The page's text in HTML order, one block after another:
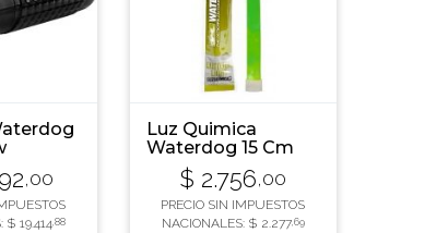
80
M
1 W Led
,00
$ 19.414,88
Luz Quimica
Waterdog 15 Cm
$ 2.756,00
PRECIO SIN IMPUESTOS
NACIONALES: $ 2.277,69